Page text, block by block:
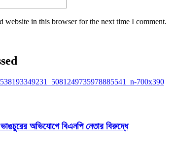
website in this browser for the next time I comment.
ভাঙচুরের অভিযোগে বিএনপি নেতার বিরুদ্ধে